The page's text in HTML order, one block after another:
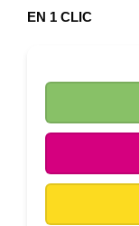
EN 1 CLIC